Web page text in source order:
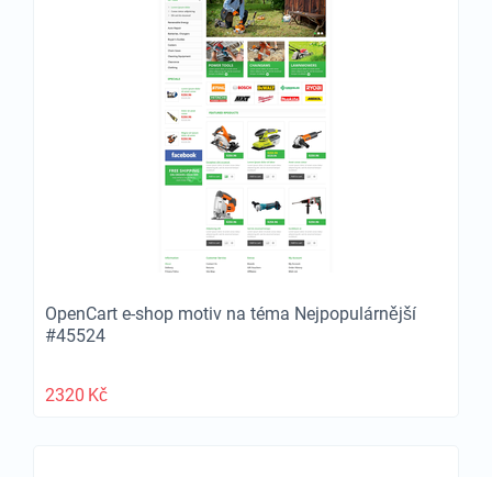
OpenCart e-shop motiv na téma Nejpopulárnější
#45524
2320 Kč